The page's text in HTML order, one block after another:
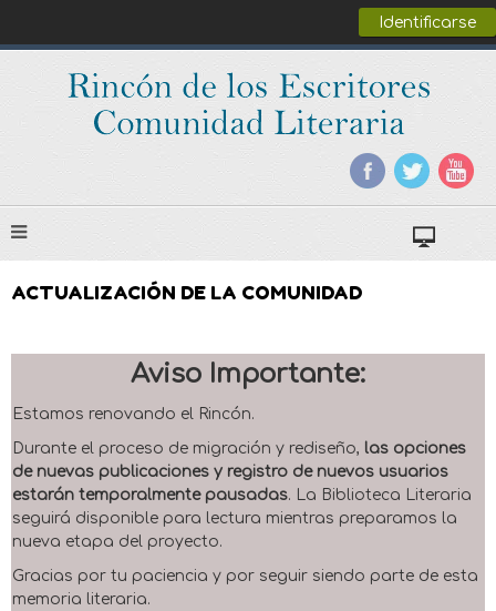
Identificarse
ACTUALIZACIÓN DE LA COMUNIDAD
Aviso Importante:
Estamos renovando el Rincón.
Durante el proceso de migración y rediseño, las opciones
de nuevas publicaciones y registro de nuevos usuarios
estarán temporalmente pausadas. La Biblioteca Literaria
seguirá disponible para lectura mientras preparamos la
nueva etapa del proyecto.
Gracias por tu paciencia y por seguir siendo parte de esta
memoria literaria.